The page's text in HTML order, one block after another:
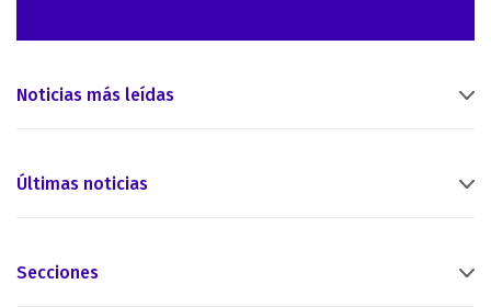
Noticias más leídas
Últimas noticias
Secciones